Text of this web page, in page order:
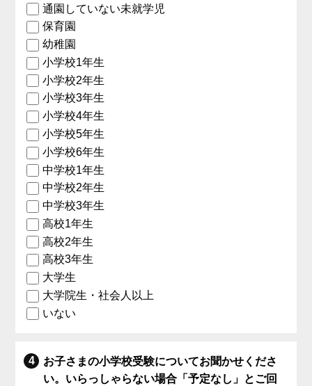
通園していない未就学児
保育園
幼稚園
小学校1年生
小学校2年生
小学校3年生
小学校4年生
小学校5年生
小学校6年生
中学校1年生
中学校2年生
中学校3年生
高校1年生
高校2年生
高校3年生
大学生
大学院生・社会人以上
いない
お子さまの小学校受験についてお聞かせくださ
い。いらっしゃらない場合「予定なし」とご回